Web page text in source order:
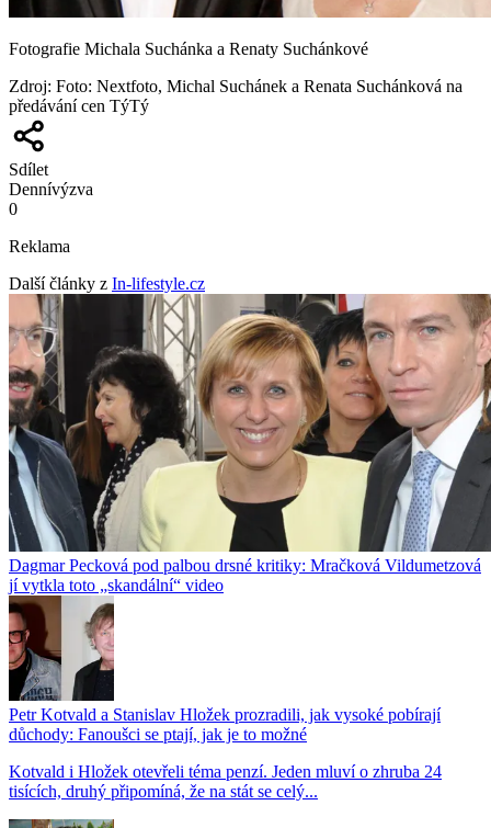
Fotografie Michala Suchánka a Renaty Suchánkové
Zdroj: Foto: Nextfoto, Michal Suchánek a Renata Suchánková na
předávání cen TýTý
Sdílet
Dennívýzva
0
Reklama
Další články z In-lifestyle.cz
Dagmar Pecková pod palbou drsné kritiky: Mračková Vildumetzová
jí vytkla toto „skandální“ video
Petr Kotvald a Stanislav Hložek prozradili, jak vysoké pobírají
důchody: Fanoušci se ptají, jak je to možné
Kotvald i Hložek otevřeli téma penzí. Jeden mluví o zhruba 24
tisících, druhý připomíná, že na stát se celý...